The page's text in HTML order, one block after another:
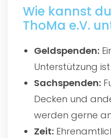
Wie kannst
ThoMa e.V.
Geldspenden:
Unterstützung
Sachspenden:
Decken und
werden gerne
Zeit: